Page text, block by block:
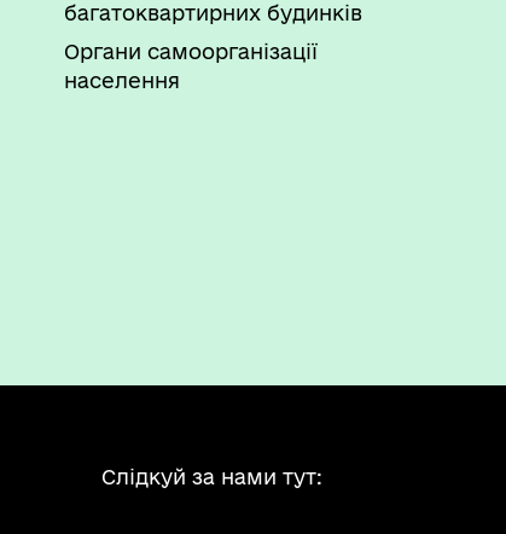
багатоквартирних будинків
Органи самоорганізації
населення
Слідкуй за нами тут: